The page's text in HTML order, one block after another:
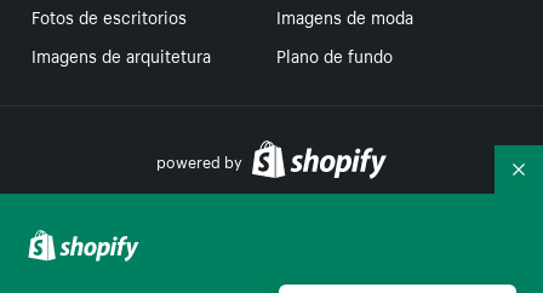
Fotos de escritorios
Imagens de moda
Imagens de arquitetura
Plano de fundo
powered by
Suas escolhas de privacidade